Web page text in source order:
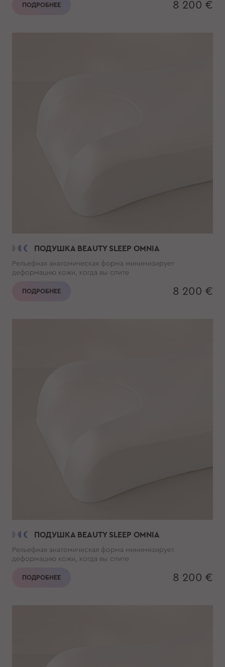
ПОДРОБНЕЕ 8 200 €
ПОДУШКА BEAUTY SLEEP OMNIA
Рельефная анатомическая форма минимизирует
деформацию кожи, когда вы спите
ПОДРОБНЕЕ 8 200 €
ПОДУШКА BEAUTY SLEEP OMNIA
Рельефная анатомическая форма минимизирует
деформацию кожи, когда вы спите
ПОДРОБНЕЕ 8 200 €